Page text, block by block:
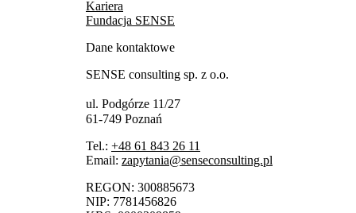
Kariera
Fundacja SENSE
Dane kontaktowe
SENSE consulting sp. z o.o.
ul. Podgórze 11/27
61-749 Poznań
Tel.: +48 61 843 26 11
Email: zapytania@senseconsulting.pl
REGON: 300885673
NIP: 7781456826